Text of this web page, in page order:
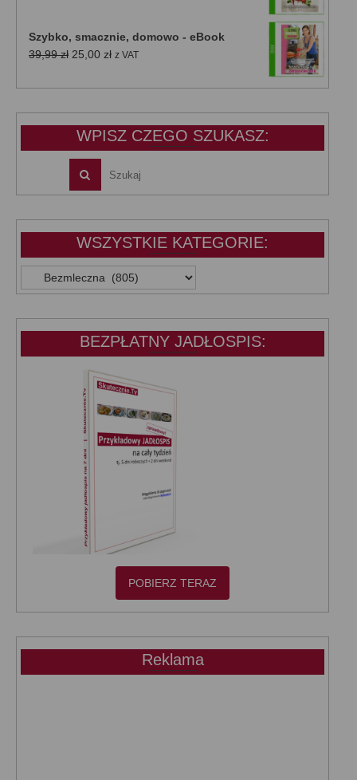
39,99 zł.25,00 zł.
Szybko, smacznie, domowo - eBook
39,99zł Pierwotna
wynosiła:
25,00 złAktualna
wynosi:
z VAT
WPISZ CZEGO SZUKASZ:
WSZYSTKIE KATEGORIE:
WSZYSTKIE
KATEGORIE:
BEZPŁATNY JADŁOSPIS:
POBIERZ TERAZ
Reklama